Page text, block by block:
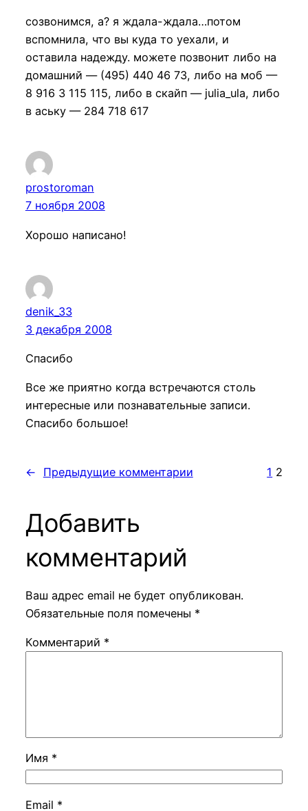
созвонимся, а? я ждала-ждала…потом
вспомнила, что вы куда то уехали, и
оставила надежду. можете позвонит либо на
домашний — (495) 440 46 73, либо на моб —
8 916 3 115 115, либо в скайп — julia_ula, либо
в аську — 284 718 617
prostoroman
7 ноября 2008
Хорошо написано!
denik_33
3 декабря 2008
Спасибо
Все же приятно когда встречаются столь
интересные или познавательные записи.
Спасибо большое!
← Предыдущие комментарии 1 2
Добавить
комментарий
Ваш адрес email не будет опубликован.
Обязательные поля помечены *
Комментарий *
Имя *
Email *